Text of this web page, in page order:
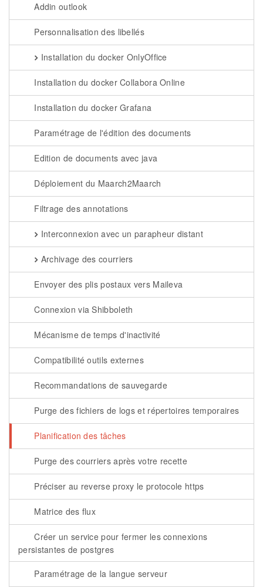
Addin outlook
Personnalisation des libellés
Installation du docker OnlyOffice
Installation du docker Collabora Online
Installation du docker Grafana
Paramétrage de l'édition des documents
Edition de documents avec java
Déploiement du Maarch2Maarch
Filtrage des annotations
Interconnexion avec un parapheur distant
Archivage des courriers
Envoyer des plis postaux vers Maileva
Connexion via Shibboleth
Mécanisme de temps d'inactivité
Compatibilité outils externes
Recommandations de sauvegarde
Purge des fichiers de logs et répertoires temporaires
Planification des tâches
Purge des courriers après votre recette
Préciser au reverse proxy le protocole https
Matrice des flux
Créer un service pour fermer les connexions
persistantes de postgres
Paramétrage de la langue serveur